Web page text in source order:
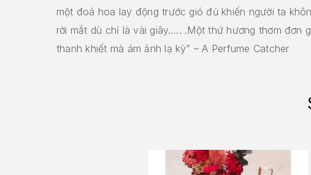
một đoá hoa lay động trước gió đủ khiến người ta
rời mắt dù chỉ là vài giây….. .Một thứ hương thơm đơn
thanh khiết mà ám ảnh lạ kỳ” – A Perfume Catcher